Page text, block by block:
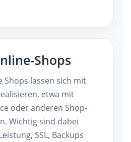
Shops
Shops lassen sich mit
etwa mit
oder anderen Shop-
Wichtig sind dabei
SSL, Backups